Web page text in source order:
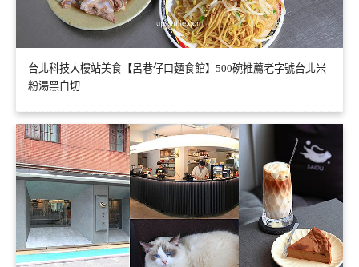
台北科技大樓站美食【呂巷仔口麵食館】500碗推薦老字號台北米
粉湯黑白切